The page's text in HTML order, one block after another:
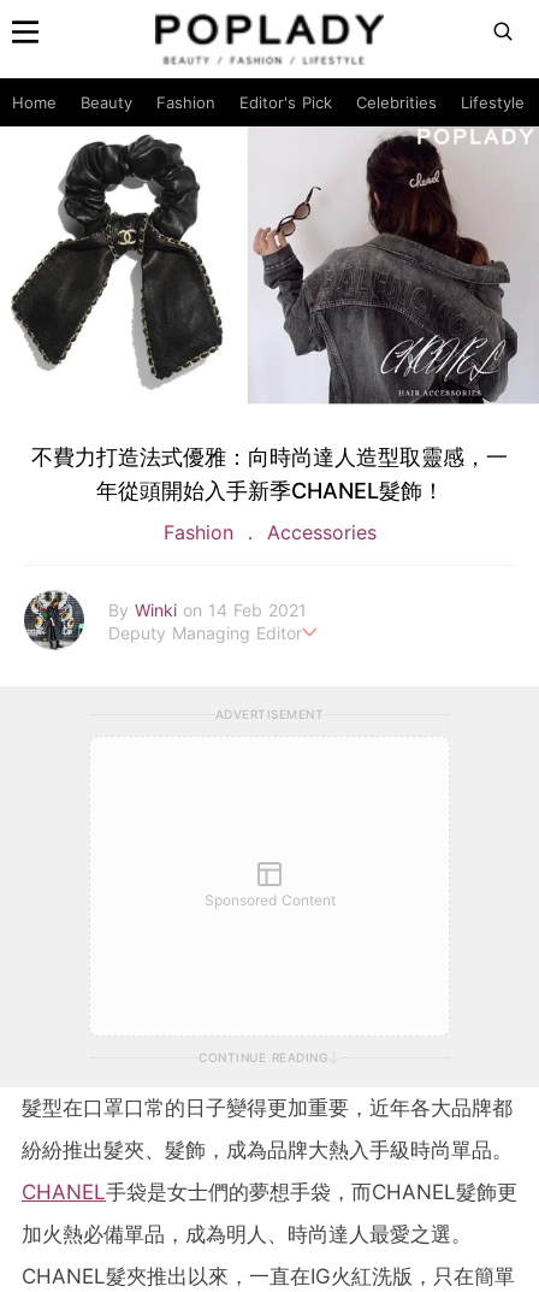
Home Beauty Fashion Editor's Pick Celebrities Lifestyle
不費力打造法式優雅：向時尚達人造型取靈感，一
年從頭開始入手新季CHANEL髮飾！
Fashion Accessories
By Winki on 14 Feb 2021
Deputy Managing Editor
winki.hau@poplady-mag.com
ADVERTISEMENT
Sponsored Content
CONTINUE READING
髮型在口罩口常的日子變得更加重要，近年各大品牌都
紛紛推出髮夾、髮飾，成為品牌大熱入手級時尚單品。
CHANEL手袋是女士們的夢想手袋，而CHANEL髮飾更
加火熱必備單品，成為明人、時尚達人最愛之選。
CHANEL髮夾推出以來，一直在IG火紅洗版，只在簡單